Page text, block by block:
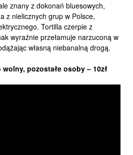
znany z dokonań bluesowych,
z nielicznych grup w Polsce,
Tortilla czerpie z
wyraźnie przełamuje narzuconą w
własną niebanalną drogą.
pozostałe osoby – 10zł